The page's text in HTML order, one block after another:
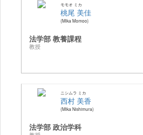
モモオ ミカ
桃尾 美佳
Mika Momoo
法学部 教養課程
教授
ニシムラ ミカ
西村 美香
Mika Nishimura
法学部 政治学科